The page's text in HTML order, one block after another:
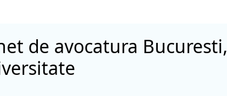
de avocatura Bucuresti,